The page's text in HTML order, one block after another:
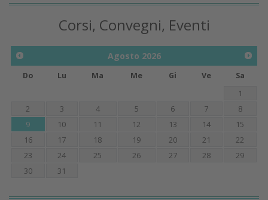
Corsi, Convegni, Eventi
Agosto 2026
Do Lu Ma Me Gi Ve
Sa
1
2
3 4 5 6 7
8
9
10 11 12 13 14
15
16
17 18 19 20 21
22
23
24 25 26 27 28
29
30
31